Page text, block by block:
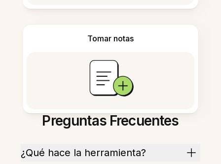
Tomar notas
Preguntas Frecuentes
¿Qué hace la herramienta?